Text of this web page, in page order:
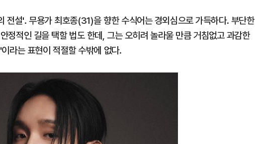
전설'. 무용가 최호종(31)을 향한 수식어는 경외심으로 가득하다. 부단한
정적인 길을 택할 법도 한데, 그는 오히려 놀라울 만큼 거침없고 과감한
라는 표현이 적절할 수밖에 없다.